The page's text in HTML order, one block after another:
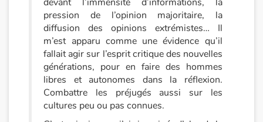
Quotidien et loisirs
Fêtes et évènements
pression de l’opinion majoritaire, la
diffusion des opinions extrémistes… Il
m’est apparu comme une évidence qu’il
fallait agir sur l’esprit critique des nouvelles
générations, pour en faire des hommes
libres et autonomes dans la réflexion.
Combattre les préjugés aussi sur les
cultures peu ou pas connues.